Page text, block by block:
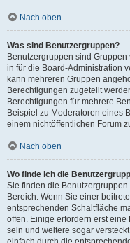
Nach oben
Was sind Benutzergruppen?
Benutzergruppen sind
in für die Board-Administration
kann mehreren Gruppen
Berechtigungen zugeteilt
Berechtigungen für mehrere
Beispiel zu Moderatoren eines
einem nichtöffentlichen Forum
Nach oben
Wo finde ich die
Sie finden die Benutzergruppen
Bereich. Wenn Sie einer
entsprechenden Schaltfläche
offen. Einige erfordern erst
sein und weitere sogar